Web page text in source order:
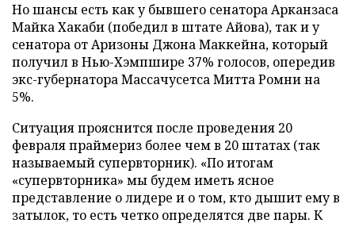
Но шансы есть как у бывшего сенатора Арканзаса
Майка Хакаби (победил в штате Айова), так и у
сенатора от Аризоны Джона Маккейна, который
получил в Нью-Хэмпшире 37% голосов, опередив
экс-губернатора Массачусетса Митта Ромни на
5%.
Ситуация прояснится после проведения 20
февраля праймериз более чем в 20 штатах (так
называемый супервторник). «По итогам
«супервторника» мы будем иметь ясное
представление о лидере и о том, кто дышит ему в
затылок, то есть четко определятся две пары. К